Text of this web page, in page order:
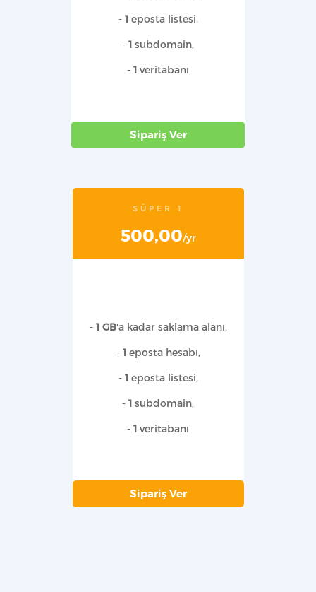
- 1eposta listesi,
- 1 subdomain,
- 1 veritabanı
Sipariş Ver
SÜPER 1
500,00/yr
- 1 GB'a kadar saklama alanı,
- 1eposta hesabı,
- 1eposta listesi,
- 1 subdomain,
- 1 veritabanı
Sipariş Ver